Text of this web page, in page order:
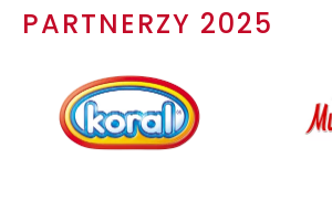
PARTNERZY 2025